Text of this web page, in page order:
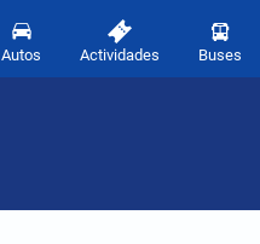
Autos Actividades Buses